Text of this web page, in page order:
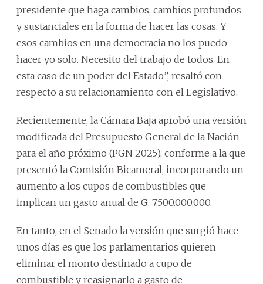
presidente que haga cambios, cambios profundos
y sustanciales en la forma de hacer las cosas. Y
esos cambios en una democracia no los puedo
hacer yo solo. Necesito del trabajo de todos. En
esta caso de un poder del Estado”, resaltó con
respecto a su relacionamiento con el Legislativo.
Recientemente, la Cámara Baja aprobó una versión
modificada del Presupuesto General de la Nación
para el año próximo (PGN 2025), conforme a la que
presentó la Comisión Bicameral, incorporando un
aumento a los cupos de combustibles que
implican un gasto anual de G. 7.500.000.000.
En tanto, en el Senado la versión que surgió hace
unos días es que los parlamentarios quieren
eliminar el monto destinado a cupo de
combustible y reasignarlo a gasto de